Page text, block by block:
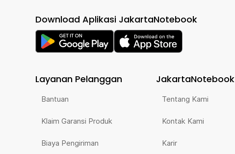
Download Aplikasi JakartaNotebook
Layanan Pelanggan
Bantuan
Klaim Garansi Produk
Biaya Pengiriman
JakartaNotebook
Tentang Kami
Kontak Kami
Karir